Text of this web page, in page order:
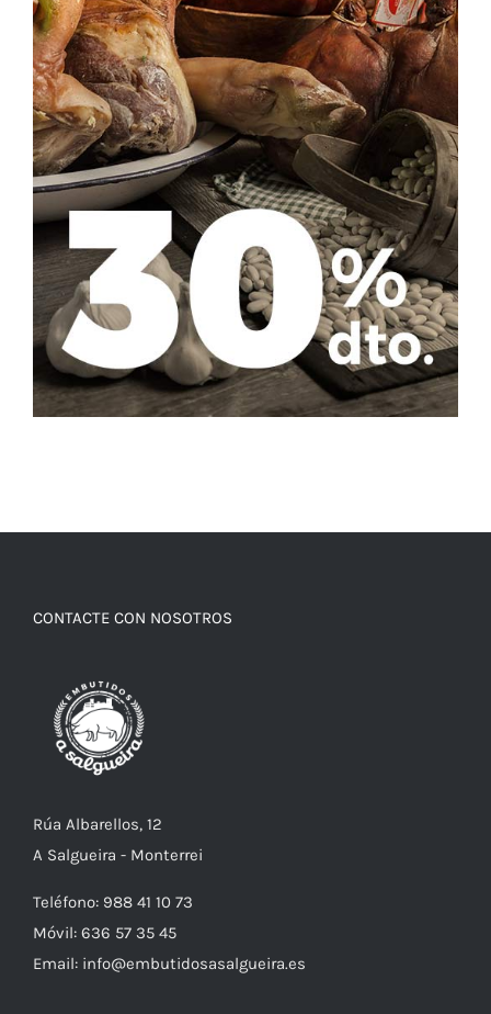
CONTACTE CON NOSOTROS
Rúa Albarellos, 12
A Salgueira - Monterrei
Teléfono: 988 41 10 73
Móvil: 636 57 35 45
Email: info@embutidosasalgueira.es